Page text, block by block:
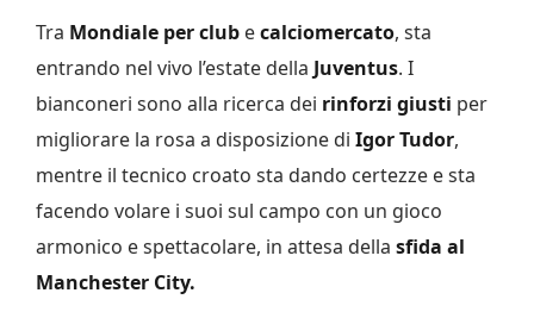
Tra Mondiale per club ecalciomercato, sta
entrando nel vivo l’estate della Juventus. I
bianconeri sono alla ricerca dei rinforzi giusti per
migliorare la rosa a disposizione di Igor Tudor,
mentre il tecnico croato sta dando certezze e sta
facendo volare i suoi sul campo con un gioco
armonico e spettacolare, in attesa della sfida al
Manchester City.